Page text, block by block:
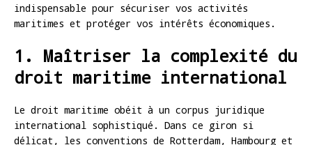
indispensable pour sécuriser vos activités
maritimes et protéger vos intérêts économiques.
1. Maîtriser la complexité du
droit maritime international
Le droit maritime obéit à un corpus juridique
international sophistiqué. Dans ce giron si
délicat, les conventions de Rotterdam, Hambourg et